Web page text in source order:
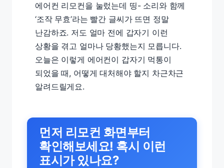
에어컨 리모컨을 눌렀는데 띵- 소리와 함께
‘조작 무효’라는 빨간 글씨가 뜨면 정말
난감하죠. 저도 얼마 전에 갑자기 이런
상황을 겪고 얼마나 당황했는지 모릅니다.
오늘은 이렇게 에어컨이 갑자기 먹통이
되었을 때, 어떻게 대처해야 할지 차근차근
알려드릴게요.
먼저 리모컨 화면부터
확인해보세요! 혹시 이런
표시가 있나요?